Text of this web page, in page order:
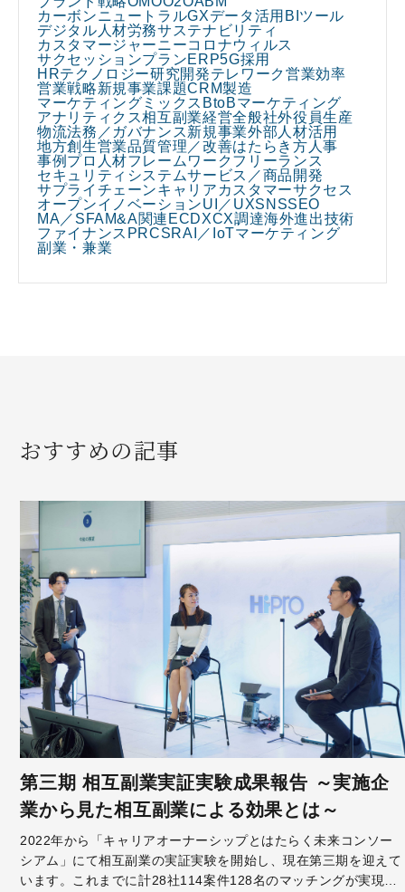
カーボンニュートラルGXデータ活用 BIツール
デジタル人材労務サステナビリティ
カスタマージャーニーコロナウィルス
サクセッションプランERP5G採用
HRテクノロジー研究開発テレワーク営業効率
営業戦略新規事業課題CRM製造
マーケティングミックス BtoBマーケティング
アナリティクス相互副業経営全般社外役員生産
物流法務／ガバナンス新規事業外部人材活用
地方創生営業品質管理／改善はたらき方 人事
事例 プロ人材フレームワークフリーランス
セキュリティ システムサービス／商品開発
サプライチェーンキャリア カスタマーサクセス
オープンイノベーションUI／UXSNSSEO
MA／SFAM&A関連 ECDXCX調達海外進出技術
ファイナンス PRCSRAI／IoTマーケティング
副業・兼業
おすすめの記事
第三期 相互副業実証実験成果報告 ～実施企
業から見た相互副業による効果とは～
2022年から「キャリアオーナーシップとはたらく未来コンソー
シアム」にて相互副業の実証実験を開始し、現在第三期を迎えて
います。これまでに計28社114案件128名のマッチングが実現、